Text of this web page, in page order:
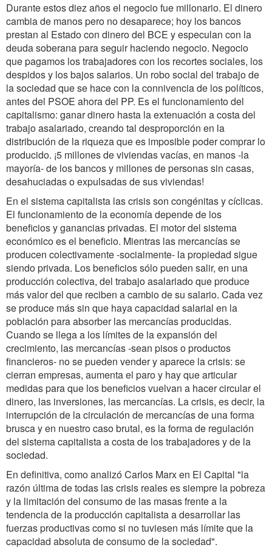
Durante estos diez años el negocio fue millonario. El dinero
cambia de manos pero no desaparece; hoy los bancos
prestan al Estado con dinero del BCE y especulan con la
deuda soberana para seguir haciendo negocio. Negocio
que pagamos los trabajadores con los recortes sociales, los
despidos y los bajos salarios. Un robo social del trabajo de
la sociedad que se hace con la connivencia de los políticos,
antes del PSOE ahora del PP. Es el funcionamiento del
capitalismo: ganar dinero hasta la extenuación a costa del
trabajo asalariado, creando tal desproporción en la
distribución de la riqueza que es imposible poder comprar lo
producido. ¡5 millones de viviendas vacías, en manos -la
mayoría- de los bancos y millones de personas sin casas,
desahuciadas o expulsadas de sus viviendas!
En el sistema capitalista las crisis son congénitas y cíclicas.
El funcionamiento de la economía depende de los
beneficios y ganancias privadas. El motor del sistema
económico es el beneficio. Mientras las mercancías se
producen colectivamente -socialmente- la propiedad sigue
siendo privada. Los beneficios sólo pueden salir, en una
producción colectiva, del trabajo asalariado que produce
más valor del que reciben a cambio de su salario. Cada vez
se produce más sin que haya capacidad salarial en la
población para absorber las mercancías producidas.
Cuando se llega a los límites de la expansión del
crecimiento, las mercancías -sean pisos o productos
financieros- no se pueden vender y aparece la crisis: se
cierran empresas, aumenta el paro y hay que articular
medidas para que los beneficios vuelvan a hacer circular el
dinero, las inversiones, las mercancías. La crisis, es decir, la
interrupción de la circulación de mercancías de una forma
brusca y en nuestro caso brutal, es la forma de regulación
del sistema capitalista a costa de los trabajadores y de la
sociedad.
En definitiva, como analizó Carlos Marx en El Capital "la
razón última de todas las crisis reales es siempre la pobreza
y la limitación del consumo de las masas frente a la
tendencia de la producción capitalista a desarrollar las
fuerzas productivas como si no tuviesen más límite que la
capacidad absoluta de consumo de la sociedad".